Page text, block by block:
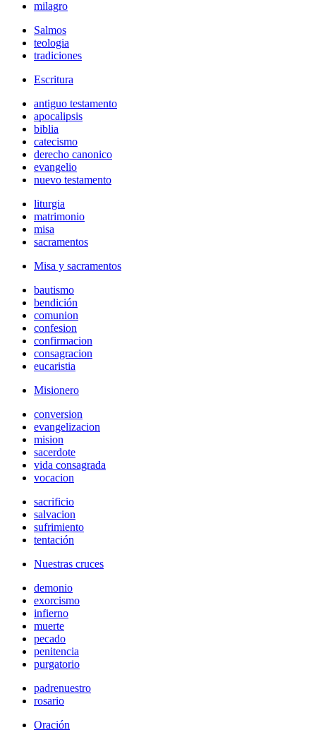
milagro
Salmos
teologia
tradiciones
Escritura
antiguo testamento
apocalipsis
biblia
catecismo
derecho canonico
evangelio
nuevo testamento
liturgia
matrimonio
misa
sacramentos
Misa y sacramentos
bautismo
bendición
comunion
confesion
confirmacion
consagracion
eucaristia
Misionero
conversion
evangelizacion
mision
sacerdote
vida consagrada
vocacion
sacrificio
salvacion
sufrimiento
tentación
Nuestras cruces
demonio
exorcismo
infierno
muerte
pecado
penitencia
purgatorio
padrenuestro
rosario
Oración